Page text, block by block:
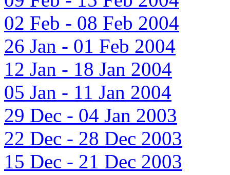
02 Feb - 08 Feb 2004
26 Jan - 01 Feb 2004
12 Jan - 18 Jan 2004
05 Jan - 11 Jan 2004
29 Dec - 04 Jan 2003
22 Dec - 28 Dec 2003
15 Dec - 21 Dec 2003